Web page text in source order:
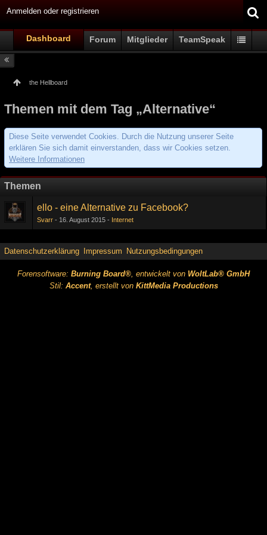
Anmelden oder registrieren
Dashboard Forum Mitglieder TeamSpeak
the Hellboard
Themen mit dem Tag „Alternative“
Diese Seite verwendet Cookies. Durch die Nutzung unserer Seite
erklären Sie sich damit einverstanden, dass wir Cookies setzen.
Weitere Informationen
Themen
ello - eine Alternative zu Facebook?
Svarr 16. August 2015 Internet
Datenschutzerklärung Impressum Nutzungsbedingungen
Forensoftware: Burning Board®, entwickelt von WoltLab® GmbH
Stil: Accent, erstellt von KittMedia Productions